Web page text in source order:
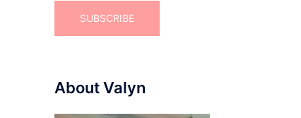
About Valyn